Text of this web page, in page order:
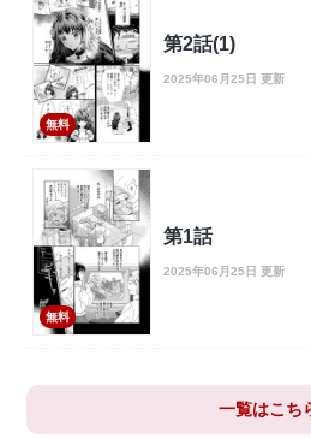
無料
第2話(1)
2025年06月25日 更新
無料
第1話
2025年06月25日 更新
一覧はこち